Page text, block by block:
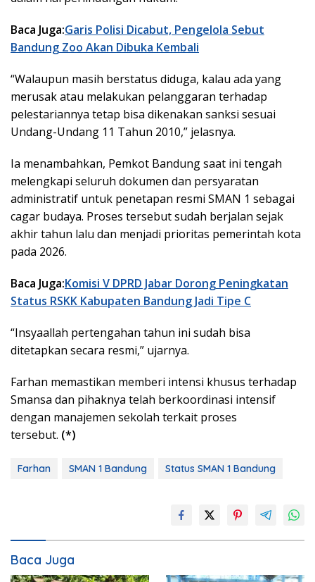
Baca Juga:Garis Polisi Dicabut, Pengelola Sebut
Bandung Zoo Akan Dibuka Kembali
“Walaupun masih berstatus diduga, kalau ada yang
merusak atau melakukan pelanggaran terhadap
pelestariannya tetap bisa dikenakan sanksi sesuai
Undang-Undang 11 Tahun 2010,” jelasnya.
Ia menambahkan, Pemkot Bandung saat ini tengah
melengkapi seluruh dokumen dan persyaratan
administratif untuk penetapan resmi SMAN 1 sebagai
cagar budaya. Proses tersebut sudah berjalan sejak
akhir tahun lalu dan menjadi prioritas pemerintah kota
pada 2026.
Baca Juga:Komisi V DPRD Jabar Dorong Peningkatan
Status RSKK Kabupaten Bandung Jadi Tipe C
“Insyaallah pertengahan tahun ini sudah bisa
ditetapkan secara resmi,” ujarnya.
Farhan memastikan memberi intensi khusus terhadap
Smansa dan pihaknya telah berkoordinasi intensif
dengan manajemen sekolah terkait proses
tersebut. (*)
Farhan SMAN 1 Bandung Status SMAN 1 Bandung
Baca Juga